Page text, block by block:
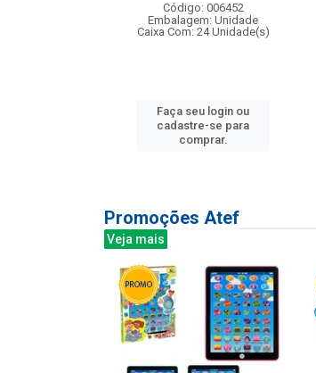
Código: 006452
Embalagem: Unidade
Caixa Com: 24 Unidade(s)
Faça seu login ou
cadastre-se para
comprar.
Promoções Atef
Veja mais